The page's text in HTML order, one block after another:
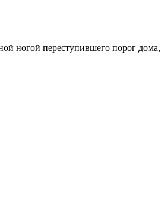
ногой переступившего порог